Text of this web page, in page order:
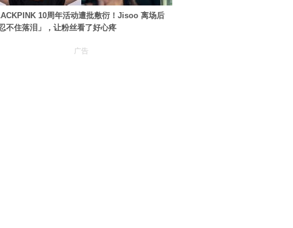
10周年活动遭批敷衍！Jisoo 离场后
忍不住落泪」，让粉丝看了好心疼
广告